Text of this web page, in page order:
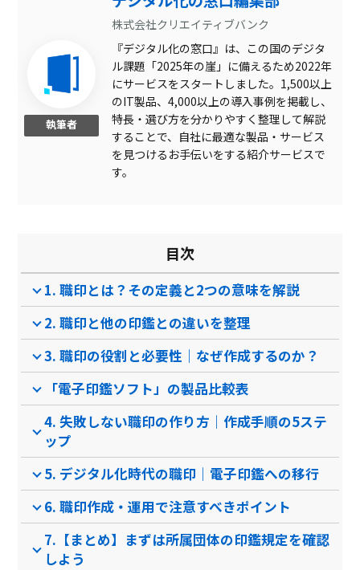
イラスト印(スタンプ)
製品名
サービス資料
無料ダウンロード
ソフト種別
Shachihata Cloud
クラウド型ソフト
PCブラウザスマートフォ
ンブラウザ
職印くん
パッケージ型ソフト
Windowsアプリ
クラ
PCブ
執筆者
株式会社クリエイティブバンク
『デジタル化の窓口』は、この国のデジタ
ル課題「2025年の崖」に備えるため2022年
にサービスをスタートしました。1,500以上
のIT製品、4,000以上の導入事例を掲載し、
特長・選び方を分かりやすく整理して解説
することで、自社に最適な製品・サービス
を見つけるお手伝いをする紹介サービスで
す。
目次
1. 職印とは？その定義と2つの意味を解説
2. 職印と他の印鑑との違いを整理
3. 職印の役割と必要性｜なぜ作成するのか？
「電子印鑑ソフト」の製品比較表
4. 失敗しない職印の作り方｜作成手順の5ステ
ップ
5. デジタル化時代の職印｜電子印鑑への移行
6. 職印作成・運用で注意すべきポイント
7.【まとめ】まずは所属団体の印鑑規定を確認
しよう